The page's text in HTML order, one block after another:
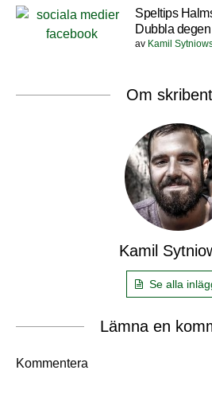
Speltips
Dubbla degen
av Kamil
Om
Kamil
Se alla
Lämna en
Kommentera